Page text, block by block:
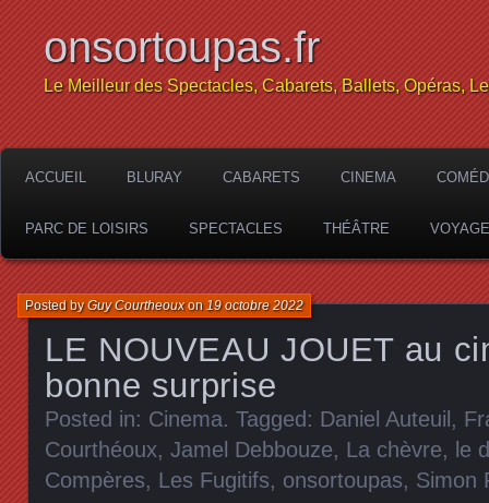
onsortoupas.fr
Le Meilleur des Spectacles, Cabarets, Ballets, Opéras,
ACCUEIL BLURAY CABARETS CINEMA
PARC DE LOISIRS SPECTACLES THÉÂTRE
LE NOUVEAU JOUET au
bonne surprise
Posted byGuy Courtheouxon19 octobre 2022
Posted in: Cinema. Tagged: Daniel Auteuil ,
Courthéoux, Jamel Debbouze, La chèvre, le
Compères, Les Fugitifs, onsortoupas, Simon